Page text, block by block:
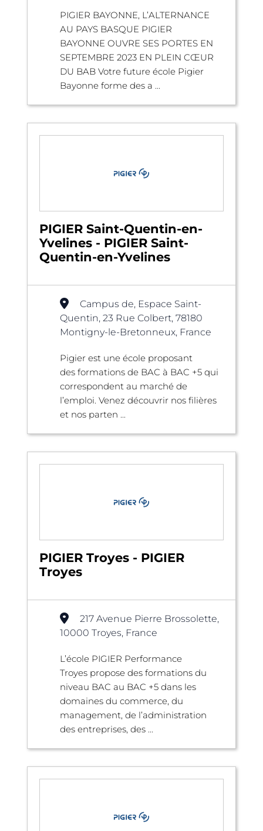
PIGIER BAYONNE, L’ALTERNANCE
AU PAYS BASQUE PIGIER
BAYONNE OUVRE SES PORTES EN
SEPTEMBRE 2023 EN PLEIN CŒUR
DU BAB Votre future école Pigier
Bayonne forme des a ...
PIGIER Saint-Quentin-en-
Yvelines - PIGIER Saint-
Quentin-en-Yvelines
Campus de, Espace Saint-
Quentin, 23 Rue Colbert, 78180
Montigny-le-Bretonneux, France
Pigier est une école proposant
des formations de BAC à BAC +5 qui
correspondent au marché de
l’emploi. Venez découvrir nos filières
et nos parten ...
PIGIER Troyes - PIGIER
Troyes
217 Avenue Pierre Brossolette,
10000 Troyes, France
L’école PIGIER Performance
Troyes propose des formations du
niveau BAC au BAC +5 dans les
domaines du commerce, du
management, de l’administration
des entreprises, des ...